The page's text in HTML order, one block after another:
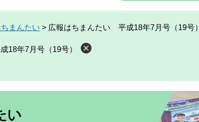
まんたい > 広報はちまんたい 平成18年7月号（19号）
18年7月号（19号）